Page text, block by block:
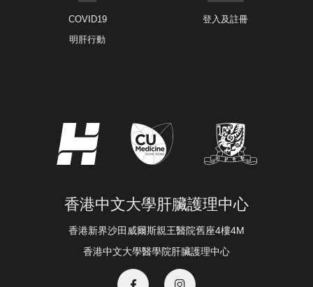
COVID19
明肝行動
登入及註冊
香港中文大學肝臟護理中心
香港新界沙田威爾斯親王醫院舊座4樓4M
香港中文大學醫學院肝臟護理中心